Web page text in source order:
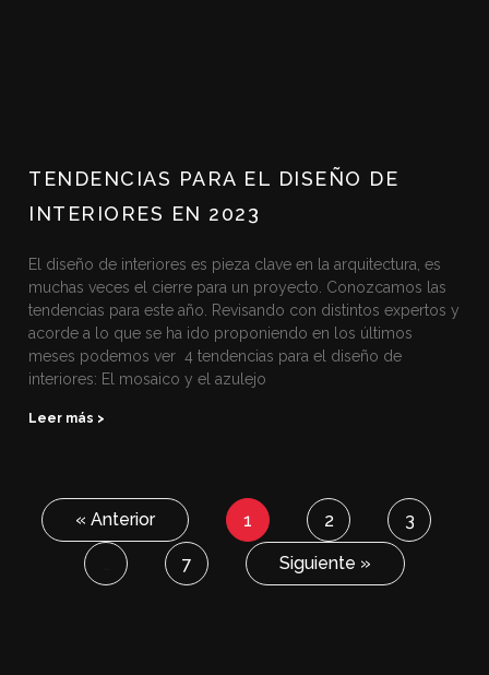
TENDENCIAS PARA EL DISEÑO DE
INTERIORES EN 2023
El diseño de interiores es pieza clave en la arquitectura, es
muchas veces el cierre para un proyecto. Conozcamos las
tendencias para este año. Revisando con distintos expertos y
acorde a lo que se ha ido proponiendo en los últimos
meses podemos ver 4 tendencias para el diseño de
interiores: El mosaico y el azulejo
Leer más >
« Anterior 1 2 3
7 Siguiente »